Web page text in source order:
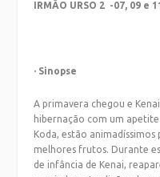
IRMÃO URSO 2 -07, 09 e
· Sinopse
A primavera chegou e
hibernação com um
Koda, estão
melhores frutos. Durante
de infância de Kenai,